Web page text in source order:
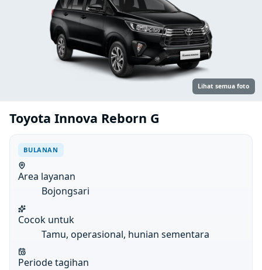
Lihat semua foto
Toyota Innova Reborn G
BULANAN
Area layanan
Bojongsari
Cocok untuk
Tamu, operasional, hunian sementara
Periode tagihan